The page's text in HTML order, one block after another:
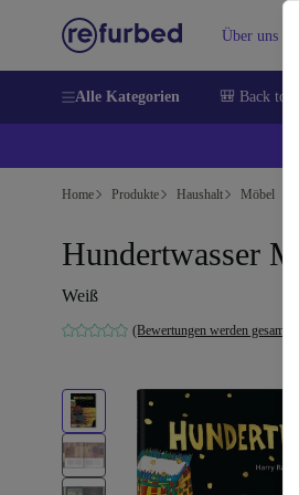
Über uns
Alle Kategorien 🎒 Back to
Home Produkte Haushalt Möbel
Hundertwasser
Weiß
(Bewertungen werden